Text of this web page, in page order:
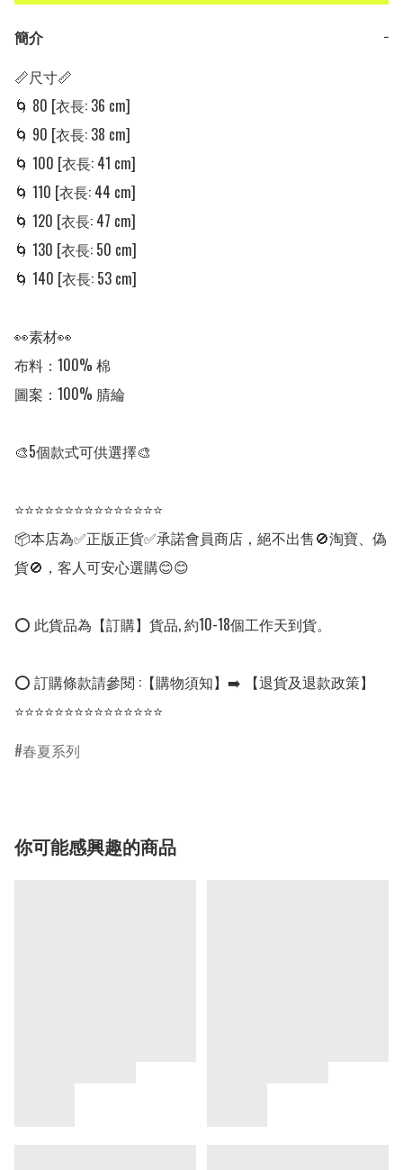
簡介
−
📏尺寸📏
🌀 80 [衣長: 36 cm]
🌀 90 [衣長: 38 cm]
🌀 100 [衣長: 41 cm]
🌀 110 [衣長: 44 cm]
🌀 120 [衣長: 47 cm]
🌀 130 [衣長: 50 cm]
🌀 140 [衣長: 53 cm]
👀素材👀
布料：100% 棉
圖案：100% 腈綸
🎨5個款式可供選擇🎨
⭐⭐⭐⭐⭐⭐⭐⭐⭐⭐⭐⭐⭐⭐⭐
📦本店為✅正版正貨✅承諾會員商店，絕不出售🚫淘寶、偽
貨🚫，客人可安心選購😊😊
⭕ 此貨品為【訂購】貨品, 約10-18個工作天到貨。
⭕ 訂購條款請參閱 :【購物須知】➡️ 【退貨及退款政策】
⭐⭐⭐⭐⭐⭐⭐⭐⭐⭐⭐⭐⭐⭐⭐
春夏系列
你可能感興趣的商品